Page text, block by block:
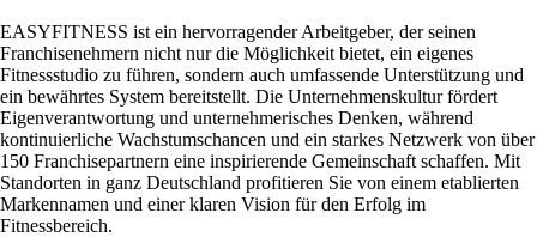
EASYFITNESS ist ein hervorragender Arbeitgeber, der seinen
Franchisenehmern nicht nur die Möglichkeit bietet, ein eigenes
Fitnessstudio zu führen, sondern auch umfassende Unterstützung und
ein bewährtes System bereitstellt. Die Unternehmenskultur fördert
Eigenverantwortung und unternehmerisches Denken, während
kontinuierliche Wachstumschancen und ein starkes Netzwerk von über
150 Franchisepartnern eine inspirierende Gemeinschaft schaffen. Mit
Standorten in ganz Deutschland profitieren Sie von einem etablierten
Markennamen und einer klaren Vision für den Erfolg im
Fitnessbereich.